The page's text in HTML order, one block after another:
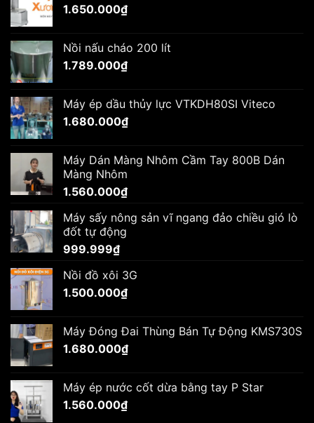
1.650.000₫
Nồi nấu cháo 200 lít
1.789.000₫
Máy ép dầu thủy lực VTKDH80SI Viteco
1.680.000₫
Máy Dán Màng Nhôm Cầm Tay 800B Dán
Màng Nhôm
1.560.000₫
Máy sấy nông sản vĩ ngang đảo chiều gió lò
đốt tự động
999.999₫
Nồi đồ xôi 3G
1.500.000₫
Máy Đóng Đai Thùng Bán Tự Động KMS730S
1.680.000₫
Máy ép nước cốt dừa bằng tay P Star
1.560.000₫